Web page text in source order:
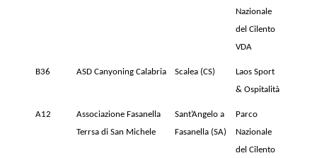
Nazionale
del Cilento
VDA
B36 ASD Canyoning Calabria Scalea (CS)
Laos Sport
& Ospitalità
A12
Associazione Fasanella
Terrsa di San Michele
Sant’Angelo a
Fasanella (SA)
Parco
Nazionale
del Cilento